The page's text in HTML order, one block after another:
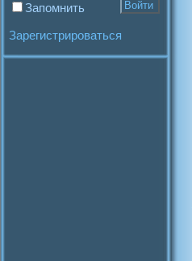
Запомнить
Зарегистрироваться